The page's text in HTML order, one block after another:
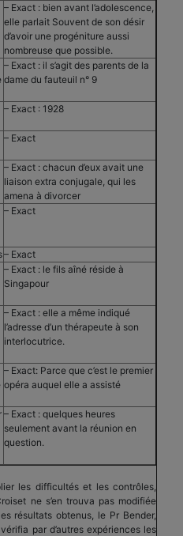
– Exact : bien avant l’adolescence,
elle parlait Souvent de son désir
d’avoir une progéniture aussi
nombreuse que possible.
– Exact : il s’agit des parents de la
dame du fauteuil n° 9
– Exact : 1928
– Exact
– Exact : chacun d’eux avait une
liaison extra conjugale, qui les
amena à divorcer
– Exact
– Exact
– Exact : le fils aîné réside à
Singapour
– Exact : elle a même indiqué
l’adresse d’un thérapeute à son
interlocutrice.
– Exact: Parce que c’est le premier
opéra auquel elle a assisté
– Exact : quelques heures
seulement avant la réunion en
question.
les difficultés et les contrôles,
ne s’en trouva pas modifiée
résultats obtenus, le Pr Bender,
par d’autres expériences les